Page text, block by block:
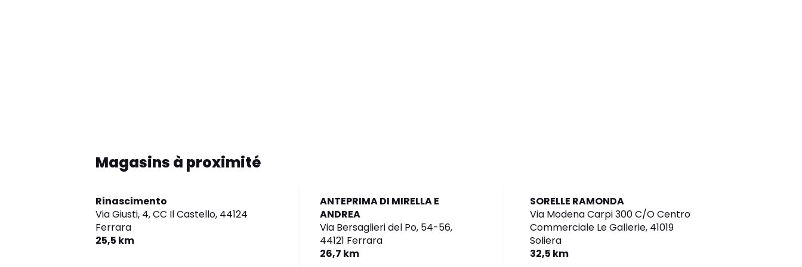
Magasins à proximité
Rinascimento
Via Giusti, 4, CC Il Castello, 44124
Ferrara
25,5 km
ANTEPRIMA DI MIRELLA E
ANDREA
Via Bersaglieri del Po, 54-56,
44121 Ferrara
26,7 km
SORELLE RAMONDA
Via Modena Carpi 300 C/O Centro
Commerciale Le Gallerie, 41019
Soliera
32,5 km